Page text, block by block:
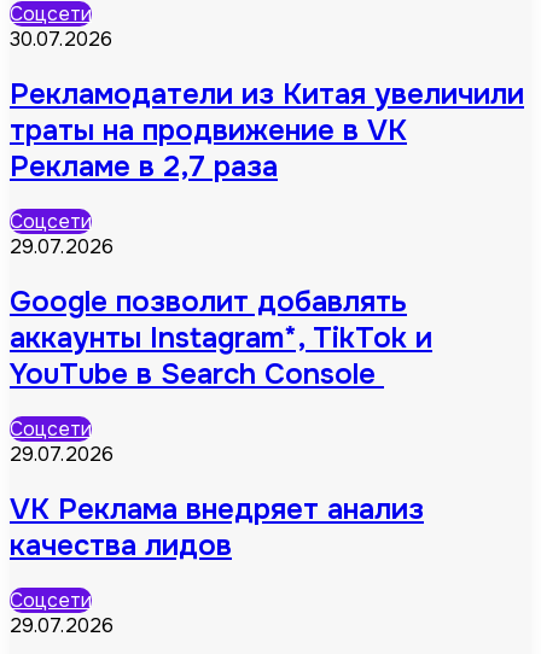
Соцсети
30.07.2026
Рекламодатели из Китая увеличили
траты на продвижение в VK
Рекламе в 2,7 раза
Соцсети
29.07.2026
Google позволит добавлять
аккаунты Instagram*, TikTok и
YouTube в Search Console
Соцсети
29.07.2026
VK Реклама внедряет анализ
качества лидов
Соцсети
29.07.2026